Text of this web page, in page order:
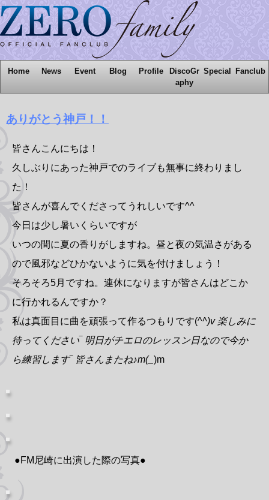
Home News Event Blog Profile
DiscoGr
aphy
Special Fanclub
ありがとう神戸！！
皆さんこんにちは！
久しぶりにあった神戸でのライブも無事に終わりまし
た！
皆さんが喜んでくださってうれしいです^^
今日は少し暑いくらいですが
いつの間に夏の香りがしますね。昼と夜の気温さがある
ので風邪などひかないように気を付けましょう！
そろそろ5月ですね。連休になりますが皆さんはどこか
に行かれるんですか？
私は真面目に曲を頑張って作るつもりです(^^)v 楽しみに
待ってください‾ 明日がチエロのレッスン日なので今か
ら練習します‾ 皆さんまたね♪m(_ )m
●FM尼崎に出演した際の写真●